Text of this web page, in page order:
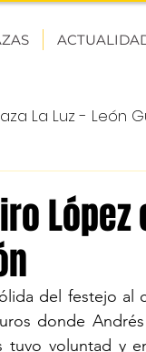
La Luz - León
Garza
del festejo al
donde
tuvo voluntad y